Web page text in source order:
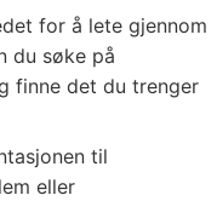
for å lete gjennom
du søke på
finne det du trenger
til
eller